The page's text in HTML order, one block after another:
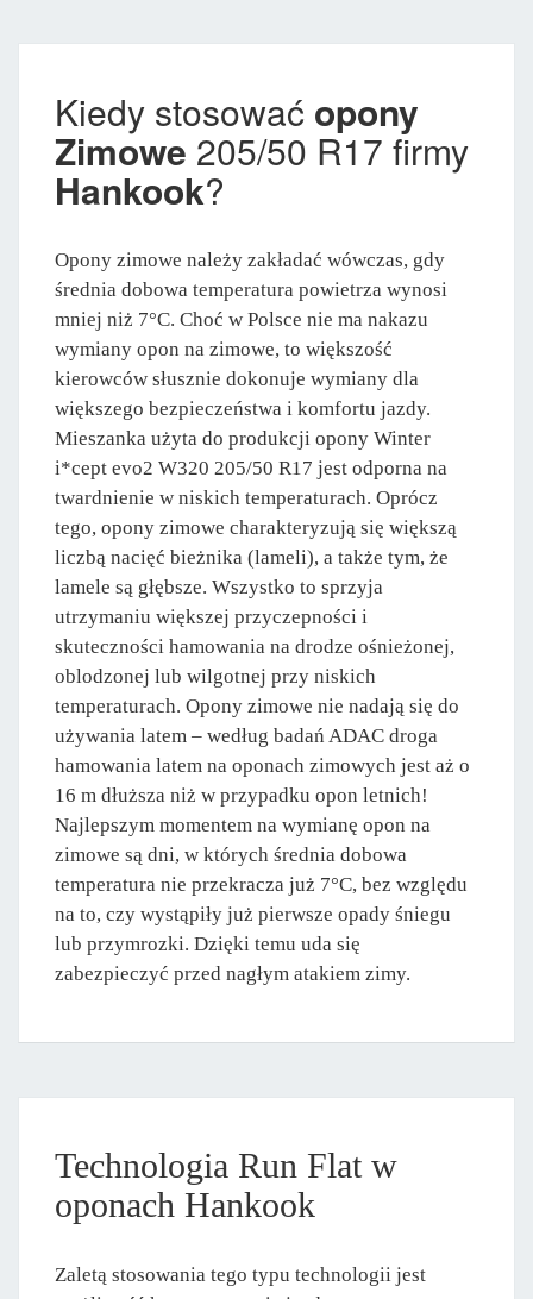
Kiedy stosować opony
Zimowe 205/50 R17 firmy
Hankook?
Opony zimowe należy zakładać wówczas, gdy
średnia dobowa temperatura powietrza wynosi
mniej niż 7°C. Choć w Polsce nie ma nakazu
wymiany opon na zimowe, to większość
kierowców słusznie dokonuje wymiany dla
większego bezpieczeństwa i komfortu jazdy.
Mieszanka użyta do produkcji opony Winter
i*cept evo2 W320 205/50 R17 jest odporna na
twardnienie w niskich temperaturach. Oprócz
tego, opony zimowe charakteryzują się większą
liczbą nacięć bieżnika (lameli), a także tym, że
lamele są głębsze. Wszystko to sprzyja
utrzymaniu większej przyczepności i
skuteczności hamowania na drodze ośnieżonej,
oblodzonej lub wilgotnej przy niskich
temperaturach. Opony zimowe nie nadają się do
używania latem – według badań ADAC droga
hamowania latem na oponach zimowych jest aż o
16 m dłuższa niż w przypadku opon letnich!
Najlepszym momentem na wymianę opon na
zimowe są dni, w których średnia dobowa
temperatura nie przekracza już 7°C, bez względu
na to, czy wystąpiły już pierwsze opady śniegu
lub przymrozki. Dzięki temu uda się
zabezpieczyć przed nagłym atakiem zimy.
Technologia Run Flat w
oponach Hankook
Zaletą stosowania tego typu technologii jest